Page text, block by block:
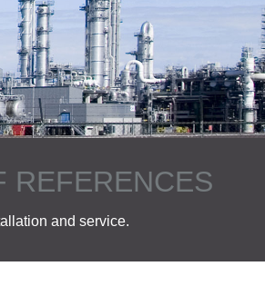
REFERENCES
and service.